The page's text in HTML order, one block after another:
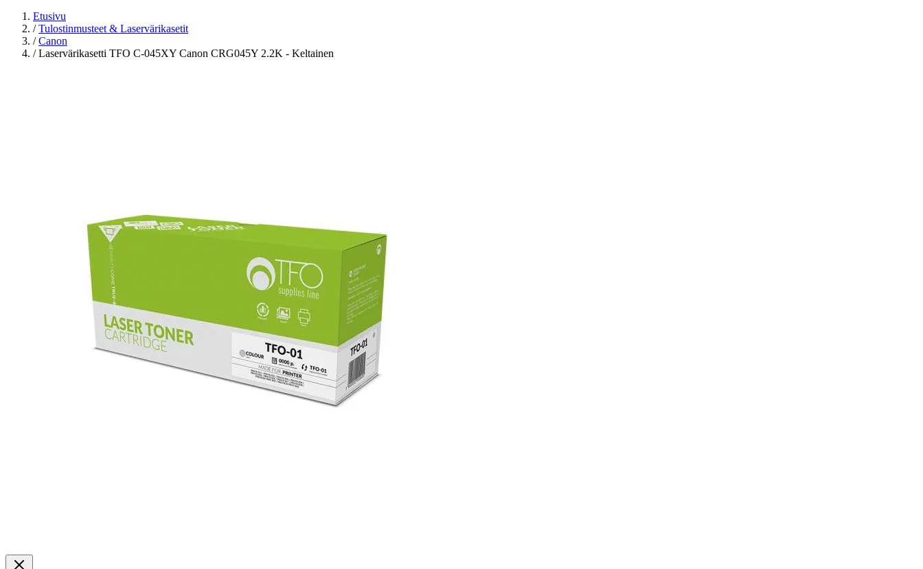
Etusivu
/ Tulostinmusteet & Laservärikasetit
/ Canon
/ Laservärikasetti TFO C-045XY Canon CRG045Y 2.2K - Keltainen